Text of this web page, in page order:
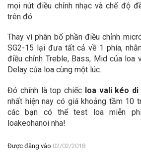
mọi nút điều chỉnh nhạc và chế độ
trên đó.
Thay vì phân bố phần điều chỉnh
SG2-15 lại đưa tất cả về 1 phía,
điều chỉnh Treble, Bass, Mid của loa
Delay của loa cùng một lúc.
Đó chính là top chiếc loa vali kéo
nhất hiện nay có giá khoảng tầm 10
các bạn có thể test loa miễn
loakeohanoi nha!
Được đăng vào 02/02/2018